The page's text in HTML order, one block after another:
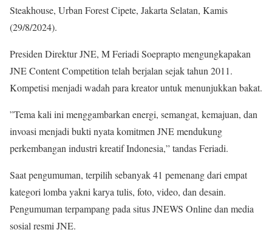
Steakhouse, Urban Forest Cipete, Jakarta Selatan, Kamis
(29/8/2024).
Presiden Direktur JNE, M Feriadi Soeprapto mengungkapakan
JNE Content Competition telah berjalan sejak tahun 2011.
Kompetisi menjadi wadah para kreator untuk menunjukkan bakat.
”Tema kali ini menggambarkan energi, semangat, kemajuan, dan
invoasi menjadi bukti nyata komitmen JNE mendukung
perkembangan industri kreatif Indonesia,” tandas Feriadi.
Saat pengumuman, terpilih sebanyak 41 pemenang dari empat
kategori lomba yakni karya tulis, foto, video, dan desain.
Pengumuman terpampang pada situs JNEWS Online dan media
sosial resmi JNE.